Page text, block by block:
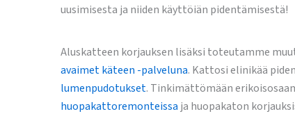
uusimisesta ja niiden käyttöiän pidentämisestä!
Aluskatteen korjauksen lisäksi toteutamme
avaimet käteen -palveluna. Kattosi elinikää
lumenpudotukset. Tinkimättömään
huopakattoremonteissa ja huopakaton